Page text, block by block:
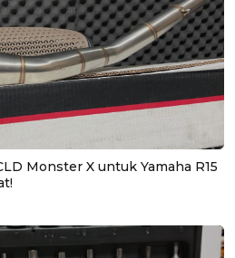
Monster X untuk Yamaha R15